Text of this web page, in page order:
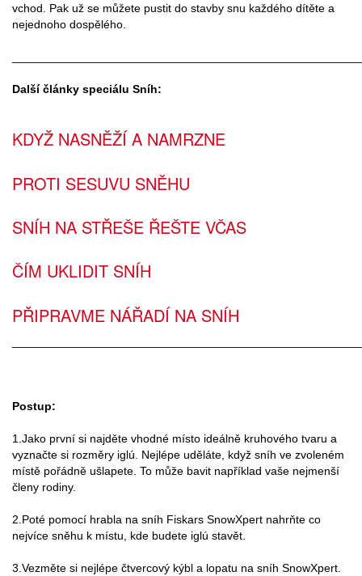
vchod. Pak už se můžete pustit do stavby snu každého dítěte a
nejednoho dospělého.
Další články speciálu Sníh:
KDYŽ NASNĚŽÍ A NAMRZNE
PROTI SESUVU SNĚHU
SNÍH NA STŘEŠE ŘEŠTE VČAS
ČÍM UKLIDIT SNÍH
PŘIPRAVME NÁŘADÍ NA SNÍH
Postup:
1.Jako první si najděte vhodné místo ideálně kruhového tvaru a
vyznačte si rozměry iglú. Nejlépe uděláte, když sníh ve zvoleném
místě pořádně ušlapete. To může bavit například vaše nejmenší
členy rodiny.
2.Poté pomocí hrabla na sníh Fiskars SnowXpert nahrňte co
nejvíce sněhu k místu, kde budete iglú stavět.
3.Vezměte si nejlépe čtvercový kýbl a lopatu na sníh SnowXpert.